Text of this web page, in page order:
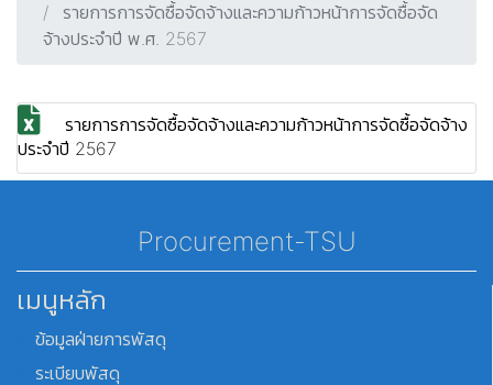
รายการการจัดซื้อจัดจ้างและความก้าวหน้าการจัดซื้อจัด
จ้างประจำปี พ.ศ. 2567
รายการการจัดซื้อจัดจ้างและความก้าวหน้าการจัดซื้อจัดจ้าง
ประจำปี 2567
Procurement-TSU
เมนูหลัก
ข้อมูลฝ่ายการพัสดุ
ระเบียบพัสดุ